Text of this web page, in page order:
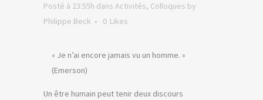
Posté à 23:55h dans Activités, Colloques by
Philippe Beck
0 Likes
« Je n’ai encore jamais vu un homme. »
(Emerson)
Un être humain peut tenir deux discours